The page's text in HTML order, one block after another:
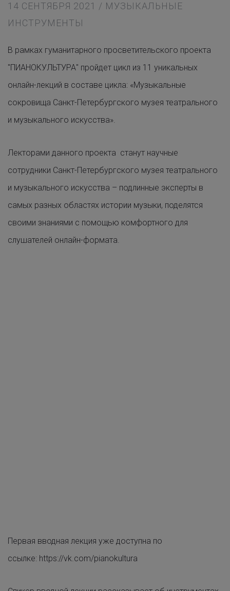
14 СЕНТЯБРЯ 2021 / МУЗЫКАЛЬНЫЕ
ИНСТРУМЕНТЫ
В рамках гуманитарного просветительского проекта
"ПИАНОКУЛЬТУРА" пройдет цикл из 11 уникальных
онлайн-лекций в составе цикла: «Музыкальные
сокровища Санкт-Петербургского музея театрального
и музыкального искусства».
Лекторами данного проекта станут научные
сотрудники Санкт-Петербургского музея театрального
и музыкального искусства – подлинные эксперты в
самых разных областях истории музыки, поделятся
своими знаниями с помощью комфортного для
слушателей онлайн-формата.
Первая вводная лекция уже доступна по
ссылке: https://vk.com/pianokultura